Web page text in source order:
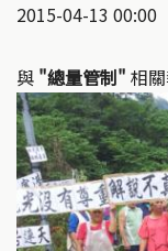
2015-04-13 00:00
與 "總量管制" 相